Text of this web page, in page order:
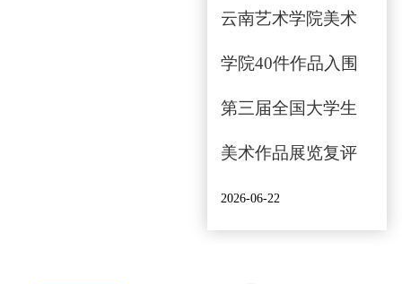
云南艺术学院美术
学院40件作品入围
第三届全国大学生
美术作品展览复评
2026-06-22